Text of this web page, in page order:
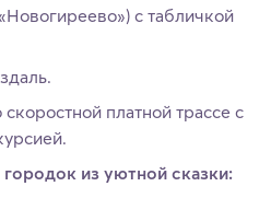
с табличкой
платной трассе с
из уютной сказки: